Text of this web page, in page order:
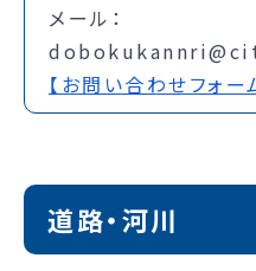
メール：
【お問い合わせフォー
道路・河川